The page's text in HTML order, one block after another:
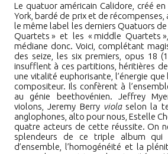
Le quatuor américain Calidore, créé
York, bardé de prix et de
le même label les derniers Quatuors
Quartets » et les « middle Quartets »
médiane donc. Voici, complétant
des seize, les six premiers, opus 18
insufflent à ces partitions, héritières
une vitalité euphorisante, l’énergie que
compositeur. Ils confèrent à
au génie beethovénien. Jeffrey
violons, Jeremy Berry violaselon la
anglophones, alto pour nous, Estelle
quatre acteurs de cette réussite. On
splendeurs de ce triple album
d’ensemble, l’homogénéité et la